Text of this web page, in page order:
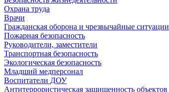
Охрана труда
Врачи
Гражданская оборона и чрезвычайные ситуации
Пожарная безопасность
Руководители, заместители
Транспортная безопасность
Экологическая безопасность
Младший медперсонал
Воспитатели ДОУ
Антитеррористическая защищенность объектов